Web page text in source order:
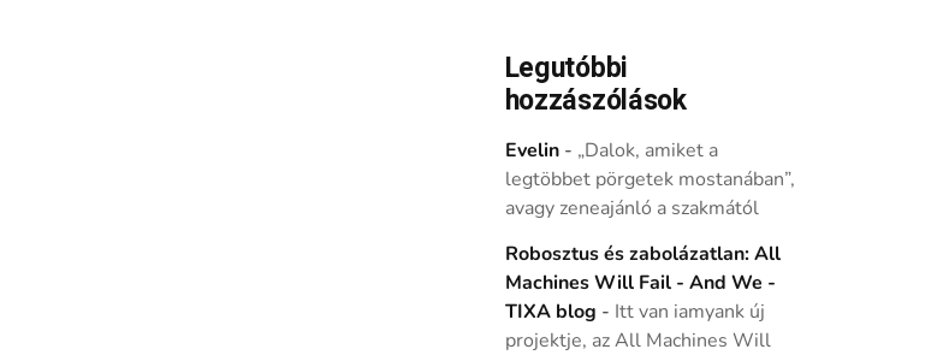
Legutóbbi
hozzászólások
Evelin- „Dalok, amiket a
legtöbbet pörgetek mostanában”,
avagy zeneajánló a szakmától
Robosztus és zabolázatlan: All
Machines Will Fail - And We -
TIXA blog - Itt van iamyank új
projektje, az All Machines Will